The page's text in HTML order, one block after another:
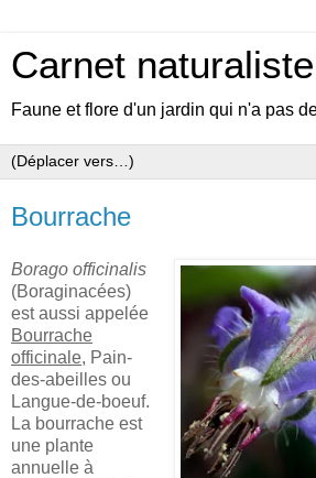
Carnet naturaliste
Faune et flore d'un jardin qui n'a pas
Bourrache
Borago officinalis
(Boraginacées)
est aussi appelée
Bourrache
officinale, Pain-
des-abeilles ou
Langue-de-boeuf.
La bourrache est
une plante
annuelle à